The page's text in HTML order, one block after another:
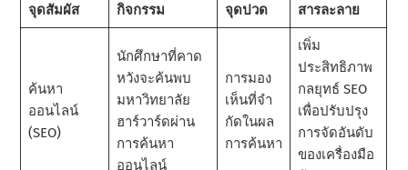
จุดสัมผัส กิจกรรม จุดปวด สารละลาย
ค้นหา
ออนไลน์
(SEO)
นักศึกษาที่คาด
หวังจะค้นพบ
มหาวิทยาลัย
ฮาร์วาร์ดผ่าน
การค้นหา
ออนไลน์
การมอง
เห็นที่จํา
กัดในผล
การค้นหา
เพิ่ม
ประสิทธิภาพ
กลยุทธ์ SEO
เพื่อปรับปรุง
การจัดอันดับ
ของเครื่องมือ